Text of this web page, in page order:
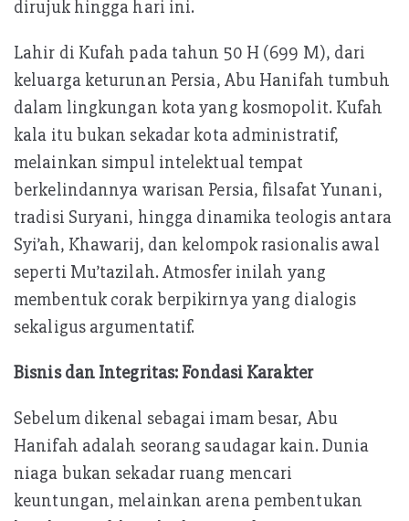
dirujuk hingga hari ini.
Lahir di Kufah pada tahun 50 H (699 M), dari
keluarga keturunan Persia, Abu Hanifah tumbuh
dalam lingkungan kota yang kosmopolit. Kufah
kala itu bukan sekadar kota administratif,
melainkan simpul intelektual tempat
berkelindannya warisan Persia, filsafat Yunani,
tradisi Suryani, hingga dinamika teologis antara
Syi’ah, Khawarij, dan kelompok rasionalis awal
seperti Mu’tazilah. Atmosfer inilah yang
membentuk corak berpikirnya yang dialogis
sekaligus argumentatif.
Bisnis dan Integritas: Fondasi Karakter
Sebelum dikenal sebagai imam besar, Abu
Hanifah adalah seorang saudagar kain. Dunia
niaga bukan sekadar ruang mencari
keuntungan, melainkan arena pembentukan